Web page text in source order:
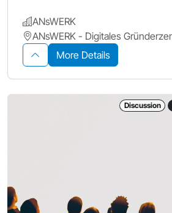
ANsWERK
More Details
Discussion